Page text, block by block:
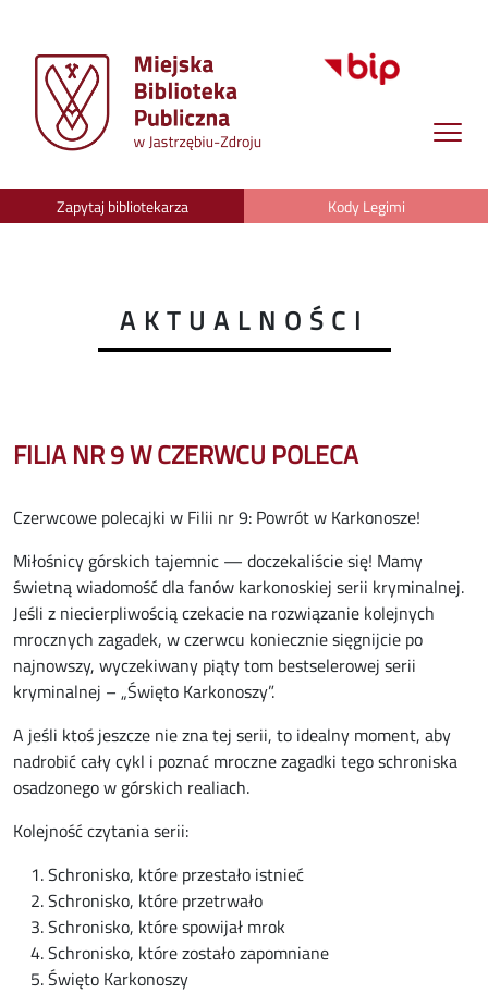
Zapytaj bibliotekarza Kody Legimi
AKTUALNOŚCI
FILIA NR 9 W CZERWCU POLECA
Czerwcowe polecajki w Filii nr 9: Powrót w Karkonosze!
Miłośnicy górskich tajemnic — doczekaliście się! Mamy
świetną wiadomość dla fanów karkonoskiej serii kryminalnej.
Jeśli z niecierpliwością czekacie na rozwiązanie kolejnych
mrocznych zagadek, w czerwcu koniecznie sięgnijcie po
najnowszy, wyczekiwany piąty tom bestselerowej serii
kryminalnej – „Święto Karkonoszy”.
A jeśli ktoś jeszcze nie zna tej serii, to idealny moment, aby
nadrobić cały cykl i poznać mroczne zagadki tego schroniska
osadzonego w górskich realiach.
Kolejność czytania serii:
Schronisko, które przestało istnieć
Schronisko, które przetrwało
Schronisko, które spowijał mrok
Schronisko, które zostało zapomniane
Święto Karkonoszy